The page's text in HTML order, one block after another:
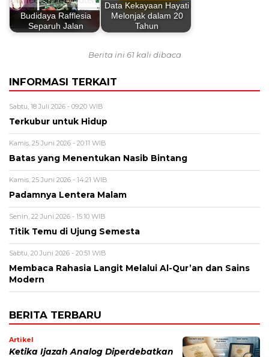
Budidaya Rafflesia
Separuh Jalan
Data Kekayaan Hayati
Melonjak dalam 20
Tahun
Berita ini 61 kali dibaca
INFORMASI TERKAIT
Sabtu, 18 Juli 2026 - 09:20 WIB
Terkubur untuk Hidup
Kamis, 25 Juni 2026 - 20:11 WIB
Batas yang Menentukan Nasib Bintang
Kamis, 25 Juni 2026 - 14:21 WIB
Padamnya Lentera Malam
Senin, 22 Juni 2026 - 15:10 WIB
Titik Temu di Ujung Semesta
Sabtu, 20 Juni 2026 - 20:51 WIB
Membaca Rahasia Langit Melalui Al-Qur’an dan Sains
Modern
BERITA TERBARU
Artikel
Ketika Ijazah Analog Diperdebatkan